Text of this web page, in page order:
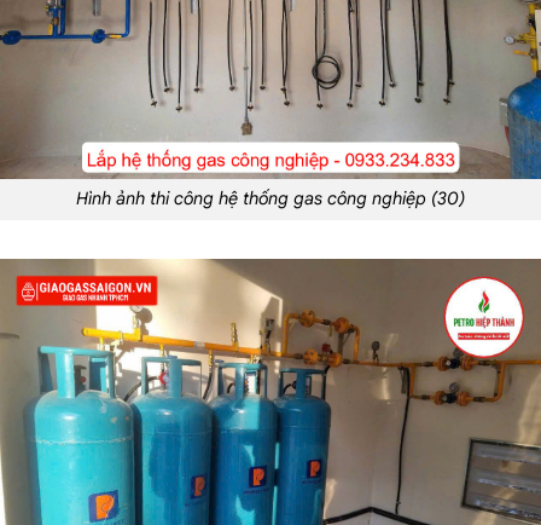
Hình ảnh thi công hệ thống gas công nghiệp (30)